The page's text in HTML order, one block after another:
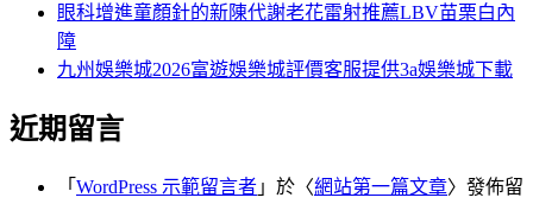
眼科增進童顏針的新陳代謝老花雷射推薦LBV苗栗白內
障
九州娛樂城2026富遊娛樂城評價客服提供3a娛樂城下載
近期留言
「 WordPress 示範留言者 」於〈網站第一篇文章〉發佈留